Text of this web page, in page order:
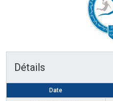
Détails
Date